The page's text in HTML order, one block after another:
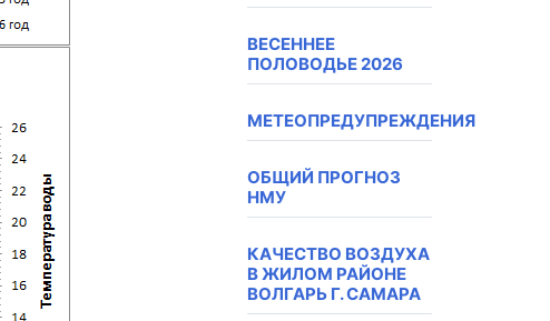
ВЕСЕННЕЕ
ПОЛОВОДЬЕ 2026
МЕТЕОПРЕДУПРЕЖДЕНИЯ
ОБЩИЙ ПРОГНОЗ
НМУ
КАЧЕСТВО ВОЗДУХА
В ЖИЛОМ РАЙОНЕ
ВОЛГАРЬ Г. САМАРА